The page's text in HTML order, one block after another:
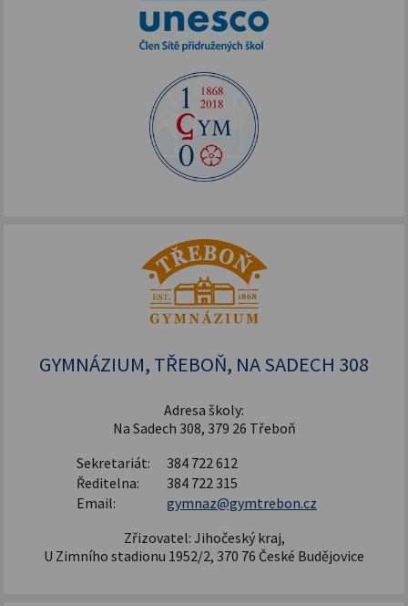
GYMNÁZIUM, TŘEBOŇ, NA SADECH 308
Adresa školy:
Na Sadech 308, 379 26 Třeboň
Sekretariát:
384 722 612
Ředitelna:
384 722 315
Email:
gymnaz@gymtrebon.cz
Zřizovatel: Jihočeský kraj,
U Zimního stadionu 1952/2, 370 76 České Budějovice